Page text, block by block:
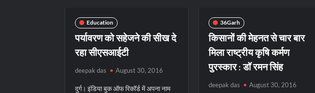
संतोष
रूंगटा
के
फैकल्टीज
का
किया
रिसर्च
Education
पर्यावरण को सहेजने की सीख दे
रहा सीएसआईटी
deepak das August 30, 2016
दुर्ग। इंडिया बुक ऑफ रिकॉर्ड में अपना नाम
36Garh
किसानों की मेहनत से चार बार
मिला राष्ट्रीय कृषि कर्मण
पुरस्कार : डॉ रमन सिंह
deepak das August 30, 2016